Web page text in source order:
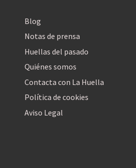
Blog
Notas de prensa
Huellas del pasado
Quiénes somos
Contacta con La Huella
Política de cookies
Aviso Legal